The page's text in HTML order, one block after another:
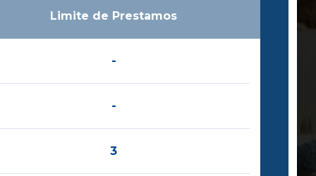
Limite de Prestamos
-
-
3